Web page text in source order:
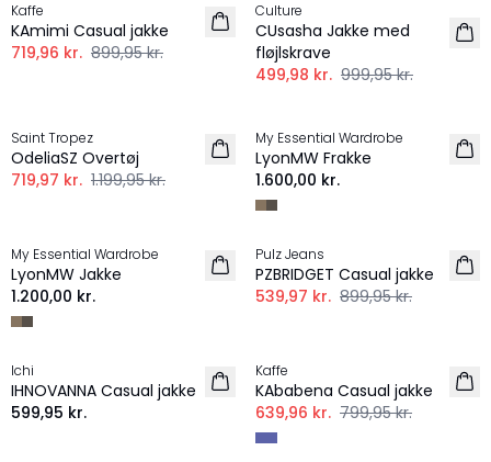
Kaffe
KAmimi Casual jakke
719,96 kr. 899,95 kr.
Culture
CUsasha Jakke med
fløjlskrave
499,98 kr. 999,95 kr.
Saint Tropez
OdeliaSZ Overtøj
719,97 kr. 1.199,95 kr.
My Essential Wardrobe
LyonMW Frakke
1.600,00 kr.
My Essential Wardrobe
LyonMW Jakke
1.200,00 kr.
-40%
Pulz Jeans
PZBRIDGET Casual jakke
539,97 kr. 899,95 kr.
NYHED
Ichi
IHNOVANNA Casual jakke
599,95 kr.
Kaffe
KAbabena Casual jakke
639,96 kr. 799,95 kr.
-50%